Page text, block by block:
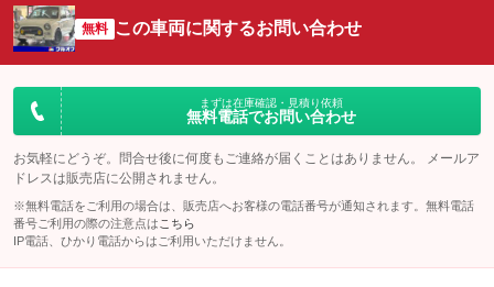
無料 この車両に関するお問い合わせ
まずは在庫確認・見積り依頼
無料電話でお問い合わせ
お気軽にどうぞ。問合せ後に何度もご連絡が届くことはありません。 メールア
ドレスは販売店に公開されません。
※無料電話をご利用の場合は、販売店へお客様の電話番号が通知されます。無料電話
番号ご利用の際の注意点は こちら
IP電話、ひかり電話からはご利用いただけません。